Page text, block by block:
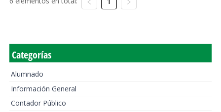
Categorías
Alumnado
Información General
Contador Público